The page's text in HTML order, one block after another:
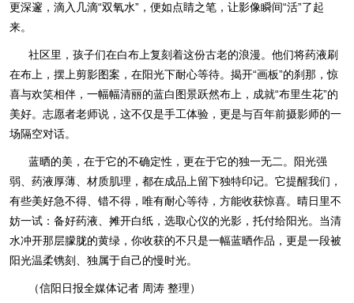
更深邃，滴入几滴“双氧水”，便如点睛之笔，让影像瞬间“活”了起
来。
社区里，孩子们在白布上复刻着这份古老的浪漫。他们将药液刷
在布上，摆上剪影图案，在阳光下耐心等待。揭开“画板”的刹那，惊
喜与欢笑相伴，一幅幅清丽的蓝白图景跃然布上，成就“布里生花”的
美好。志愿者老师说，这不仅是手工体验，更是与百年前摄影师的一
场隔空对话。
蓝晒的美，在于它的不确定性，更在于它的独一无二。阳光强
弱、药液厚薄、材质肌理，都在成品上留下独特印记。它提醒我们，
有些美好急不得、错不得，唯有耐心等待，方能收获惊喜。晴日里不
妨一试：备好药液、摊开白纸，选取心仪的光影，托付给阳光。当清
水冲开那层朦胧的黄绿，你收获的不只是一幅蓝晒作品，更是一段被
阳光温柔镌刻、独属于自己的慢时光。
（信阳日报全媒体记者 周涛 整理）